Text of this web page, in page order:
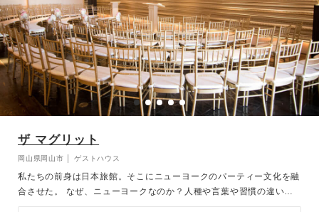
ザ マグリット
岡山県岡山市 │ ゲストハウス
私たちの前身は日本旅館。そこにニューヨークのパーティー文化を融
合させた。 なぜ、ニューヨークなのか？人種や言葉や習慣の違いを
超えて、様々な国々の人たちが住んでいるニューヨーク。そこはアメ